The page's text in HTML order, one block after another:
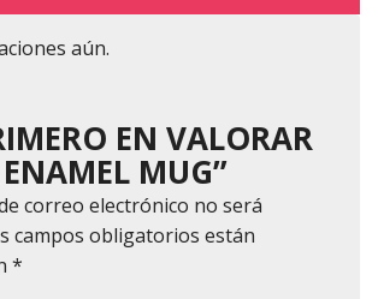
aún.
EN VALORAR
MUG”
correo electrónico no será
campos obligatorios están
*